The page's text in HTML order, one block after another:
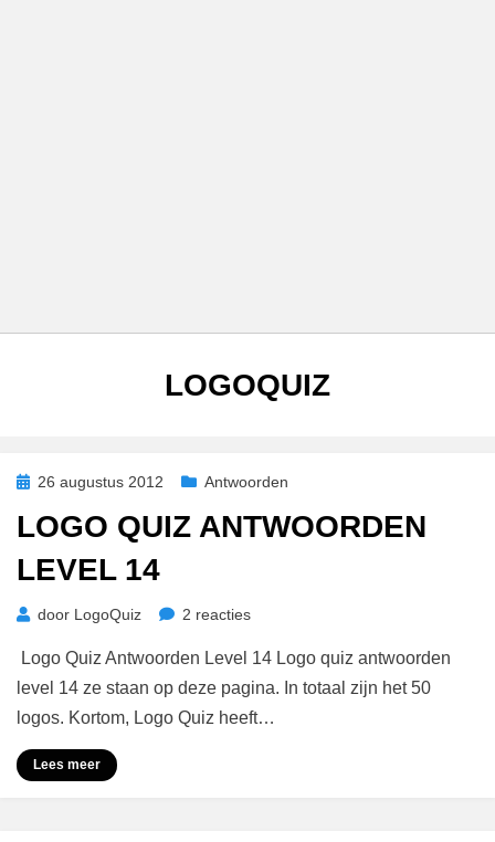
AUTEUR
:
LOGOQUIZ
Geplaatst
26 augustus 2012 Antwoorden
LOGO QUIZ ANTWOORDEN
LEVEL 14
door LogoQuiz 2 reactiesop
Quiz
Antwoorden
Level
Logo Quiz Antwoorden Level 14 Logo quiz antwoorden
level 14 ze staan op deze pagina. In totaal zijn het 50
logos. Kortom, Logo Quiz heeft…
Lees meer